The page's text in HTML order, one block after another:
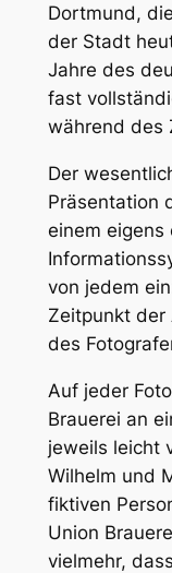
Dortmund,
der Stadt
Jahre des
fast
während des
Der
Präsentation
einem eigens
von jedem
Zeitpunkt
des
Auf jeder
Brauerei an
jeweils leicht
Wilhelm und
fiktiven
Union
vielmehr,